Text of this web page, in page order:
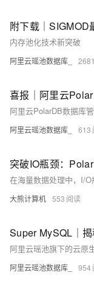
内存池化技术新突破
阿里云瑶池数据库_ 2681
阿里云瑶池数据库_ 613
大熊计算机 553
阿里云瑶池数据库_ 954